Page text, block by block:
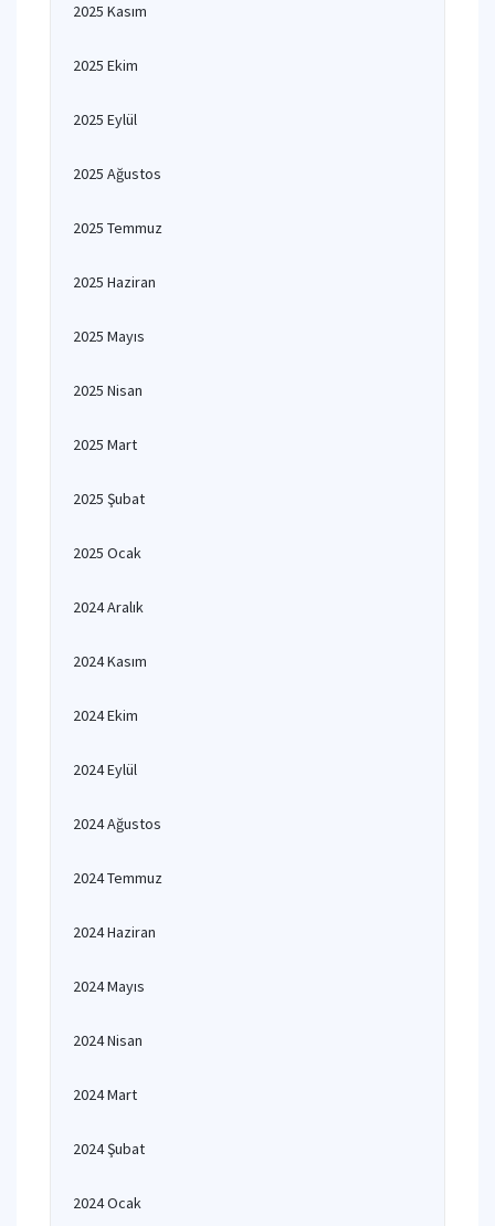
2025 Kasım
2025 Ekim
2025 Eylül
2025 Ağustos
2025 Temmuz
2025 Haziran
2025 Mayıs
2025 Nisan
2025 Mart
2025 Şubat
2025 Ocak
2024 Aralık
2024 Kasım
2024 Ekim
2024 Eylül
2024 Ağustos
2024 Temmuz
2024 Haziran
2024 Mayıs
2024 Nisan
2024 Mart
2024 Şubat
2024 Ocak